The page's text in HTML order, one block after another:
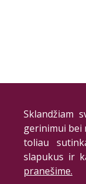
Sklandžiam
gerinimui bei
toliau
slapukus ir
pranešime.